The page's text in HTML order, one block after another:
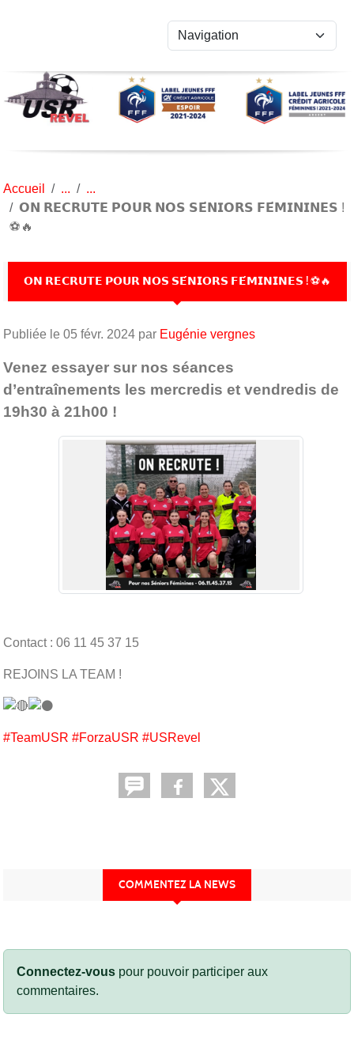
Accueil
𝗢𝗡 𝗥𝗘𝗖𝗥𝗨𝗧𝗘 𝗣𝗢𝗨𝗥 𝗡𝗢𝗦 𝗦𝗘́𝗡𝗜𝗢𝗥𝗦 𝗙𝗘́𝗠𝗜𝗡𝗜𝗡𝗘𝗦 !
⚽️🔥
𝗢𝗡 𝗥𝗘𝗖𝗥𝗨𝗧𝗘 𝗣𝗢𝗨𝗥 𝗡𝗢𝗦 𝗦𝗘́𝗡𝗜𝗢𝗥𝗦 𝗙𝗘́𝗠𝗜𝗡𝗜𝗡𝗘𝗦 ! ⚽️🔥
Publiée le 05 févr. 2024 par Eugénie vergnes
Venez essayer sur nos séances
d’entraînements les mercredis et vendredis de
19h30 à 21h00 !
Contact : 06 11 45 37 15
REJOINS LA TEAM !
#TeamUSR #ForzaUSR #USRevel
COMMENTEZ LA NEWS
Connectez-vous pour pouvoir participer aux
commentaires.